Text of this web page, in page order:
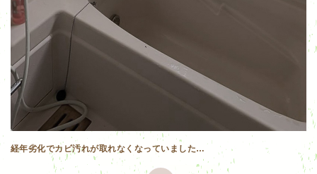
経年劣化でカビ汚れが取れなくなっていました…